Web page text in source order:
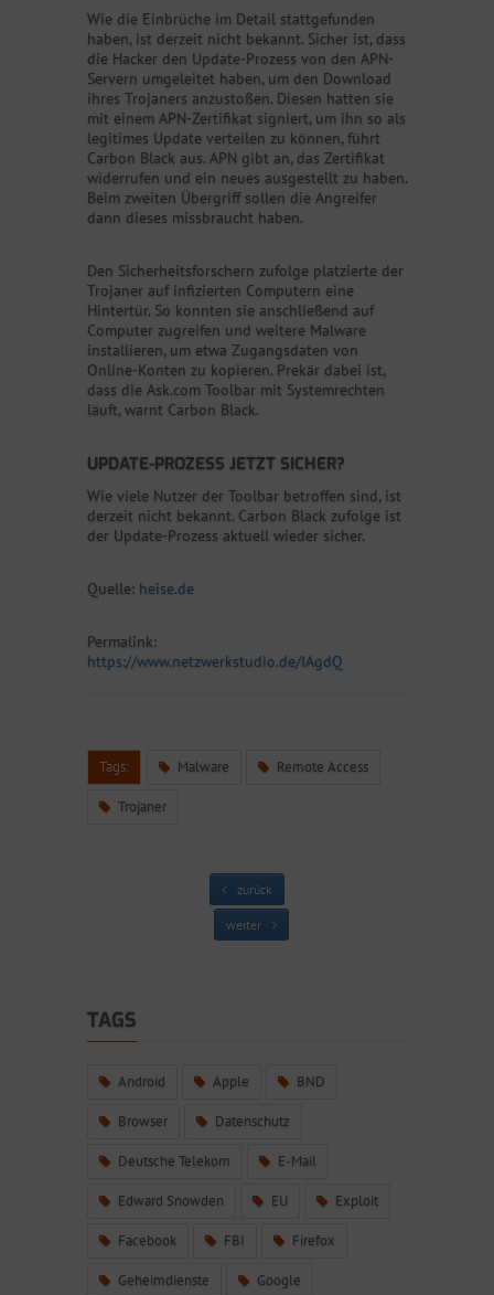
Wie die Einbrüche im Detail stattgefunden
haben, ist derzeit nicht bekannt. Sicher ist, dass
die Hacker den Update-Prozess von den APN-
Servern umgeleitet haben, um den Download
ihres Trojaners anzustoßen. Diesen hatten sie
mit einem APN-Zertifikat signiert, um ihn so als
legitimes Update verteilen zu können, führt
Carbon Black aus. APN gibt an, das Zertifikat
widerrufen und ein neues ausgestellt zu haben.
Beim zweiten Übergriff sollen die Angreifer
dann dieses missbraucht haben.
Den Sicherheitsforschern zufolge platzierte der
Trojaner auf infizierten Computern eine
Hintertür. So konnten sie anschließend auf
Computer zugreifen und weitere Malware
installieren, um etwa Zugangsdaten von
Online-Konten zu kopieren. Prekär dabei ist,
dass die Ask.com Toolbar mit Systemrechten
läuft, warnt Carbon Black.
UPDATE-PROZESS JETZT SICHER?
Wie viele Nutzer der Toolbar betroffen sind, ist
derzeit nicht bekannt. Carbon Black zufolge ist
der Update-Prozess aktuell wieder sicher.
Quelle: heise.de
Permalink:
https://www.netzwerkstudio.de/IAgdQ
Tags: Malware Remote Access
Trojaner
zurück
weiter
TAGS
Android Apple BND
Browser Datenschutz
Deutsche Telekom E-Mail
Edward Snowden EU Exploit
Facebook FBI Firefox
Geheimdienste Google